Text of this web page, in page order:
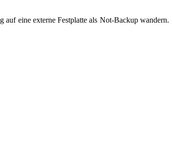
eine externe Festplatte als Not-Backup wandern.